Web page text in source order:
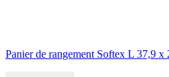
Panier de rangement Softex L 37,9